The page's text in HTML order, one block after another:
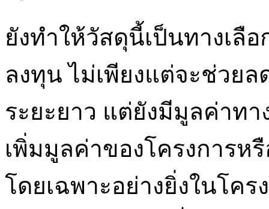
ยังทำให้วัสดุนี้เป็นทางเ
ลงทุน ไม่เพียงแต่จะช่วย
ระยะยาว แต่ยังมีมูลค่าท
เพิ่มมูลค่าของโครงการ
โดยเฉพาะอย่างยิ่งในโค